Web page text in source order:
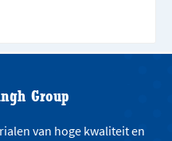
Group
van hoge kwaliteit en